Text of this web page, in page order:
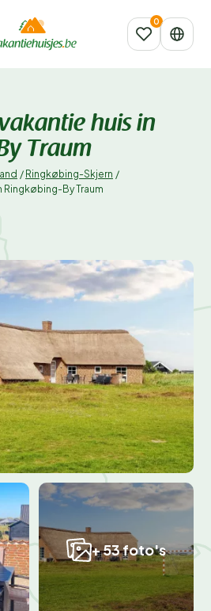
huis in
Traum
/ Ringkøbing-Skjern /
Ringkøbing-By Traum
+ 53 foto's